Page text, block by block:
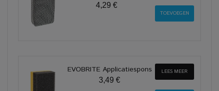
4,29 €
EVOBRITE Applicatiespons
3,49 €
LEES MEER